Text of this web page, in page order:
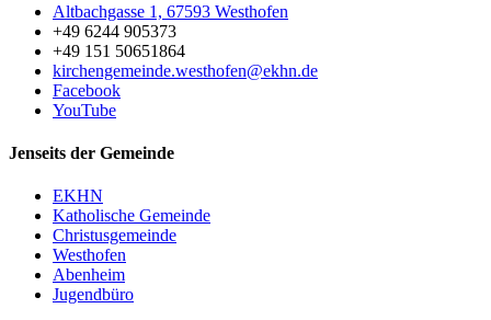
Altbachgasse 1, 67593 Westhofen
+49 6244 905373
+49 151 50651864
kirchengemeinde.westhofen@ekhn.de
Facebook
YouTube
Jenseits der Gemeinde
EKHN
Katholische Gemeinde
Christusgemeinde
Westhofen
Abenheim
Jugendbüro